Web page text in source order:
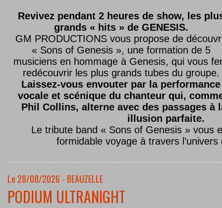
Revivez pendant 2 heures de show, les
grands « hits » de GENESIS.
GM PRODUCTIONS vous propose de
« Sons of Genesis », une formation de 5
musiciens en hommage à Genesis, qui vous
redécouvrir les plus grands tubes du groupe.
Laissez-vous envouter par la performance
vocale et scénique du chanteur qui,
Phil Collins, alterne avec des passages à
illusion parfaite.
Le tribute band « Sons of Genesis » vous
formidable voyage à travers l’univers
Le 28/08/2026 - BEAUZELLE
PODIUM ULTRANIGHT